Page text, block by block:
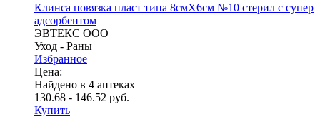
Клинса повязка пласт типа 8смX6см №10 стерил с супер
адсорбентом
ЭВТЕКС ООО
Уход - Раны
Избранное
Цена:
Найдено в 4 аптеках
130.68 - 146.52 руб.
Купить